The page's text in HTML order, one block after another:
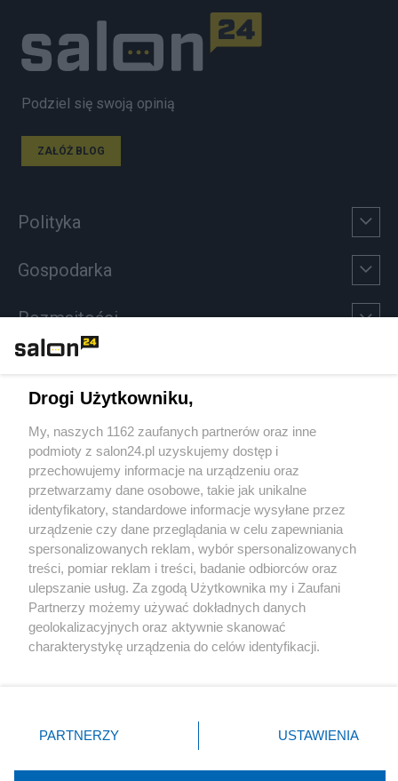
Podziel się swoją opinią
ZAŁÓŻ BLOG
Polityka
Gospodarka
Rozmaitości
Sport
Społeczeństwo
Kultura
X Facebook Instagram Youtube
Drogi Użytkowniku,
My, naszych 1162 zaufanych partnerów oraz inne
podmioty z salon24.pl uzyskujemy dostęp i
przechowujemy informacje na urządzeniu oraz
przetwarzamy dane osobowe, takie jak unikalne
identyfikatory, standardowe informacje wysyłane przez
urządzenie czy dane przeglądania w celu zapewniania
spersonalizowanych reklam, wybór spersonalizowanych
treści, pomiar reklam i treści, badanie odbiorców oraz
ulepszanie usług. Za zgodą Użytkownika my i Zaufani
Partnerzy możemy używać dokładnych danych
geolokalizacyjnych oraz aktywnie skanować
charakterystykę urządzenia do celów identyfikacji.
zmienić/wycofać klikając przycisk ustawień prywatności
znajdujący się w lewym dolnym rogu strony
rodzaje przetwarzania danych nie wymagają zgody
PARTNERZY USTAWIENIA